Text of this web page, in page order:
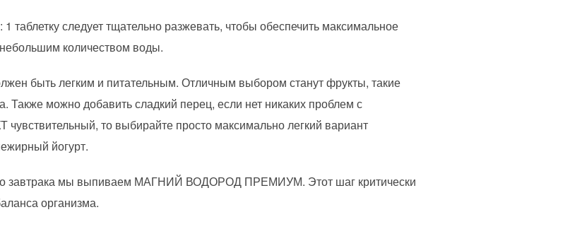
следует тщательно разжевать, чтобы обеспечить максимальное
количеством воды.
быть легким и питательным. Отличным выбором станут фрукты, такие
Также можно добавить сладкий перец, если нет никаких проблем с
то выбирайте просто максимально легкий вариант
йогурт.
завтрака мы выпиваем МАГНИЙ ВОДОРОД ПРЕМИУМ. Этот шаг критически
организма.